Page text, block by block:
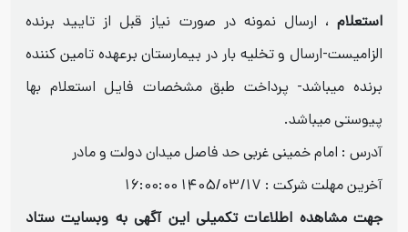
استعلام ، ارسال نمونه در صورت نیاز قبل از تایید برنده
الزامیست-ارسال و تخلیه بار در بیمارستان برعهده تامین کننده
برنده میباشد- پرداخت طبق مشخصات فایل استعلام بها
پیوستی میباشد.
آدرس : امام خمینی غربی حد فاصل میدان دولت و مادر
آخرین مهلت شرکت : 1405/03/17 16:00:00
جهت مشاهده اطلاعات تکمیلی این آگهی به وبسایت ستاد